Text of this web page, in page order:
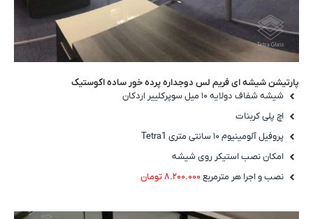
پارتیشن شیشه ای فریم لس دوجداره پرده خور ساده اکوستیک
شیشه شفاف دولایه ۱۰ میل سوپرکلییر اردکان
اچ پلی کربنات
پروفیل آلومینیوم ۱۰ سانتی متری Tetra1
امکان نصب استیکر روی شیشه
نصب و اجرا هر مترمربع۸.۲۰۰.۰۰۰ تومان